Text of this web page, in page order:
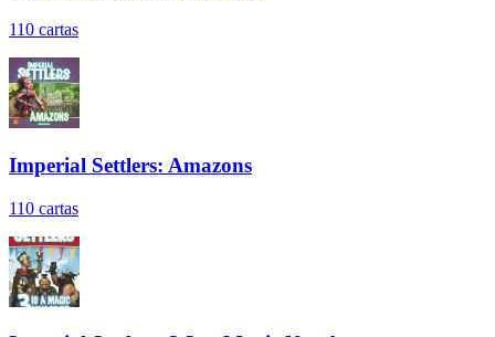
110 cartas
Imperial Settlers: Amazons
110 cartas